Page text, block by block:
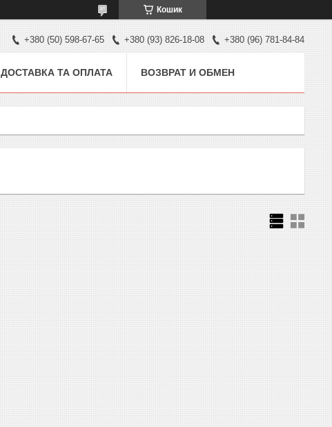
Кошик
+380 (50) 598-67-65 +380 (93) 826-18-08 +380 (96) 781-84-84
ДОСТАВКА ТА ОПЛАТА ВОЗВРАТ И ОБМЕН